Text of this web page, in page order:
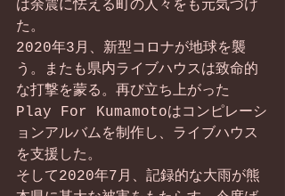
は余震に怯える町の人々をも元気づけ
た。
2020年3月、新型コロナが地球を襲
う。またも県内ライブハウスは致命的
な打撃を蒙る。再び立ち上がった
Play For Kumamotoはコンピレーシ
ョンアルバムを制作し、ライブハウス
を支援した。
そして2020年7月、記録的な大雨が熊